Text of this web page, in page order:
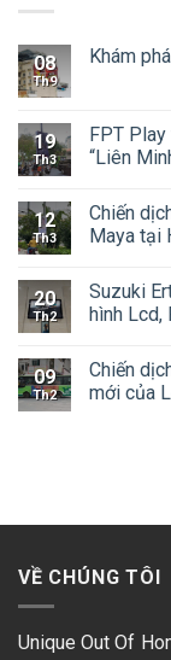
08
Th9
Khám
19
Th3
FPT
“Liên
12
Th3
Chiến
Maya tại
20
Th2
Suzuki
hình Lcd,
09
Th2
Chiến
mới của
VỀ CHÚNG TÔI
Unique Out Of